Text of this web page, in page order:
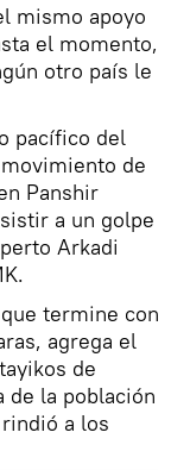
mismo apoyo
el momento,
otro país le
pacífico del
de
Panshir
a un golpe
Arkadi
termine con
agrega el
de
de la población
a los